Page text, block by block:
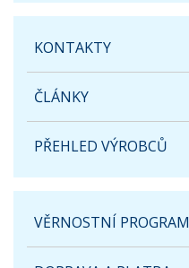
KONTAKTY
ČLÁNKY
PŘEHLED VÝROBCŮ
VĚRNOSTNÍ PROGRAM